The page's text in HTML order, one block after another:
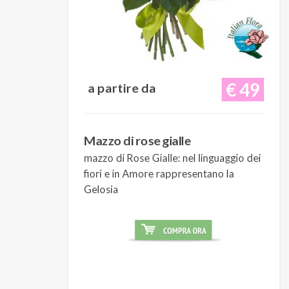
€ 49
a partire da
Mazzo di rose gialle
mazzo di Rose Gialle: nel linguaggio dei
fiori e in Amore rappresentano la
Gelosia